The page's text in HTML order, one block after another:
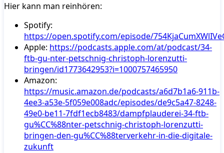
Hier kann man reinhören:
Spotify:
https://open.spotify.com/episode/
Apple: https://podcasts.apple.com/at/podcast/34-
ftb-gu-nter-petschnig-christoph-lorenzutti-
bringen/id1773642953?i=1000757465950
Amazon:
https://music.amazon.de/podcasts/a6d7b1a6-911b-
4ee3-a53e-5f059e008adc/episodes/de9c5a47-8248-
49e0-be11-7fdf1ecb8483/dampfplauderei-34-ftb-
gu%CC%88nter-petschnig-christoph-lorenzutti-
bringen-den-gu%CC%88terverkehr-in-die-digitale-
zukunft